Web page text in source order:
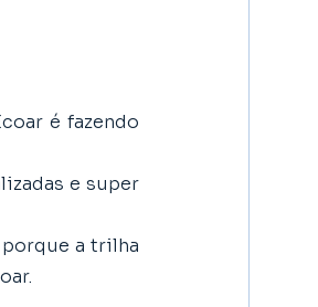
é fazendo
e super
a trilha